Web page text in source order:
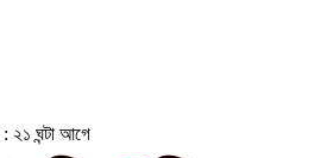
২১ ঘন্টা আগে